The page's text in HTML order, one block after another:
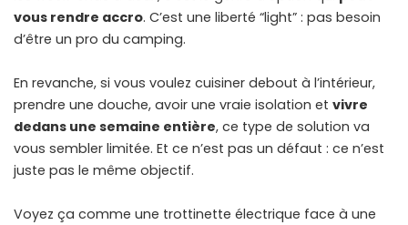
vous rendre accro. C’est une liberté “light” : pas besoin
d’être un pro du camping.
En revanche, si vous voulez cuisiner debout à l’intérieur,
prendre une douche, avoir une vraie isolation et vivre
dedans une semaine entière, ce type de solution va
vous sembler limitée. Et ce n’est pas un défaut : ce n’est
juste pas le même objectif.
Voyez ça comme une trottinette électrique face à une